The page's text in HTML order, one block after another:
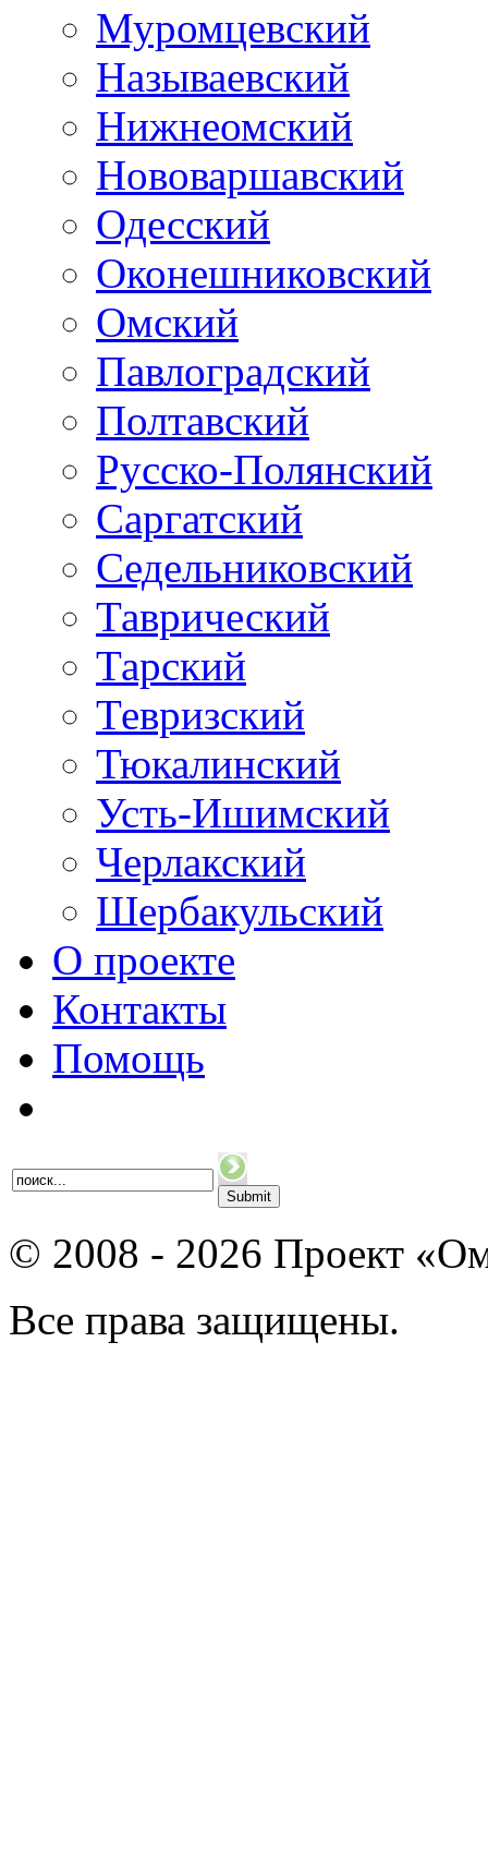
Муромцевский
Называевский
Нижнеомский
Нововаршавский
Одесский
Оконешниковский
Омский
Павлоградский
Полтавский
Русско-Полянский
Саргатский
Седельниковский
Таврический
Тарский
Тевризский
Тюкалинский
Усть-Ишимский
Черлакский
Шербакульский
О проекте
Контакты
Помощь
© 2008 - 2026 Проект
Все права защищены.